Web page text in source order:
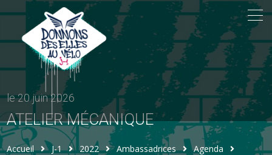
le 20 juin 2026
ATELIER MÉCANIQUE
Accueil J-1 2022 Ambassadrices
Agenda